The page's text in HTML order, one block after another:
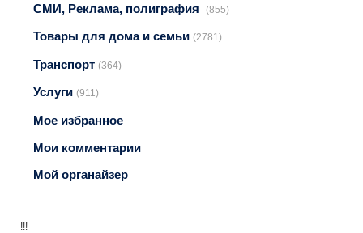
СМИ, Реклама, полиграфия (855)
Товары для дома и семьи (2781)
Транспорт (364)
Услуги (911)
Мое избранное
Мои комментарии
Мой органайзер
!!!